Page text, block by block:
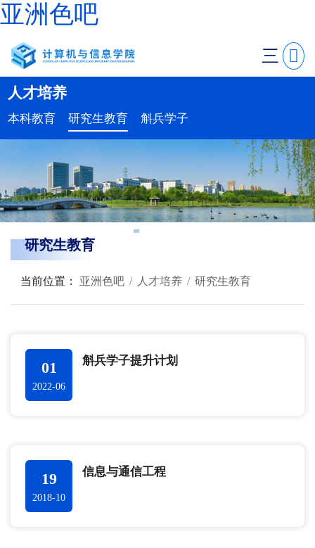
亚洲色吧
三
人才培养
本科教育 研究生教育 斛兵学子
研究生教育
当前位置： 亚洲色吧 人才培养 研究生教育
01
2022-06
斛兵学子提升计划
19
2018-10
信息与通信工程